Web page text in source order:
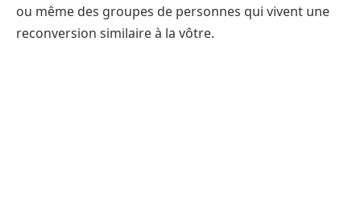
ou même des groupes de personnes qui vivent une
reconversion similaire à la vôtre.